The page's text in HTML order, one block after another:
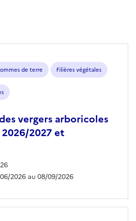
de terre Filières végétales
vergers arboricoles
2026/2027 et
2026 au 08/09/2026